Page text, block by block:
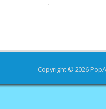
Copyright © 2026